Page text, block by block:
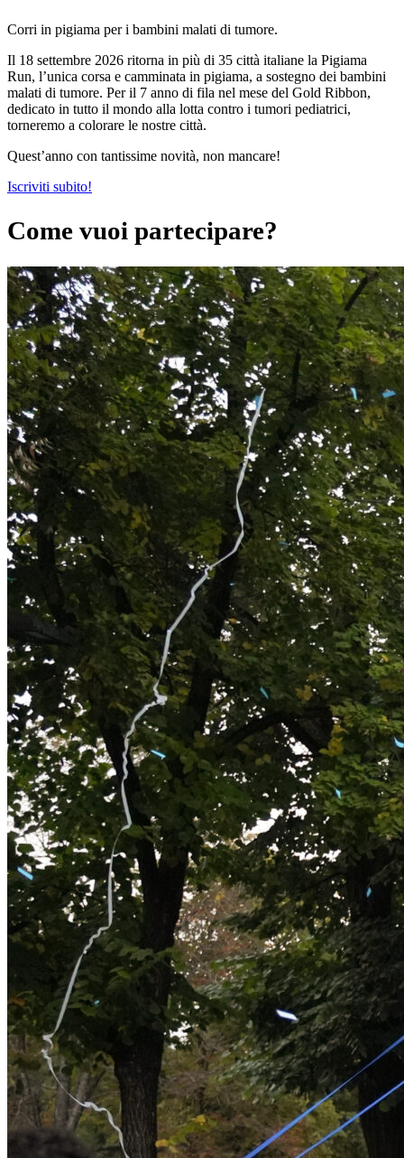
Corri in pigiama per i bambini malati di tumore.
Il 18 settembre 2026 ritorna in più di 35 città italiane la Pigiama
Run, l’unica corsa e camminata in pigiama, a sostegno dei bambini
malati di tumore. Per il 7 anno di fila nel mese del Gold Ribbon,
dedicato in tutto il mondo alla lotta contro i tumori pediatrici,
torneremo a colorare le nostre città.
Quest’anno con tantissime novità, non mancare!
Iscriviti subito!
Come vuoi partecipare?